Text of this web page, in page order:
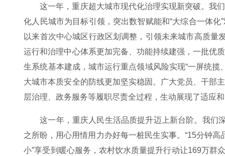
这一年，重庆超大城市现代化治理实现新突破。我
化人民城市为目标引领，突出数智赋能和“大综合一体
以来首次中心城区行政区划调整，引领未来城市高质量
运行和治理中心体系更加完备、功能持续建强，一批优
生系统基本建成，城市运行重点领域风险实现“一屏统
大城市本质安全的防线更加坚实稳固。广大党员、干部
层治理、政务服务等履职尽责全过程，生动展现了适应
这一年，重庆人民生活品质提升迈上新台阶。我们
之所盼，用心用情用力办好每一桩民生实事。“15分钟
小”享受到暖心服务，农村饮水质量提升行动让169万群